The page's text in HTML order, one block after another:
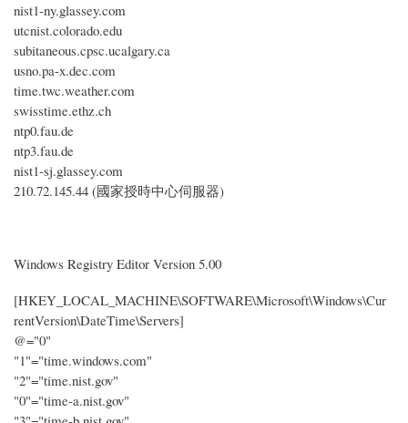
nist1-ny.glassey.com
utcnist.colorado.edu
subitaneous.cpsc.ucalgary.ca
usno.pa-x.dec.com
time.twc.weather.com
swisstime.ethz.ch
ntp0.fau.de
ntp3.fau.de
nist1-sj.glassey.com
210.72.145.44 (國家授時中心伺服器)
Windows Registry Editor Version 5.00
[HKEY_LOCAL_MACHINE\SOFTWARE\Microsoft\Windows\Cur
rentVersion\DateTime\Servers]
@="0"
"1"="time.windows.com"
"2"="time.nist.gov"
"0"="time-a.nist.gov"